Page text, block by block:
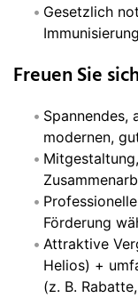
Gesetzlich
Freuen Sie
Spannendes,
modernen,
Förderung
Attraktive
Helios) +
(z. B.